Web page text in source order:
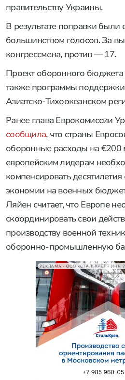
правительству Украины.
В результате поправки
большинством голосов. За
конгрессмена, против — 17.
Проект оборонного бюджета
также программы
Азиатско-Тихоокеанском
Ранее глава Еврокомиссии
сообщила, что страны
оборонные расходы на €200
европейским лидерам
компенсировать
экономии на военных
Ляйен считает, что Европе
скоординировать свои
производству военной
оборонно-промышленную
РЕКЛАМА • ООО «СТАЛЬКРЕП» ИНН